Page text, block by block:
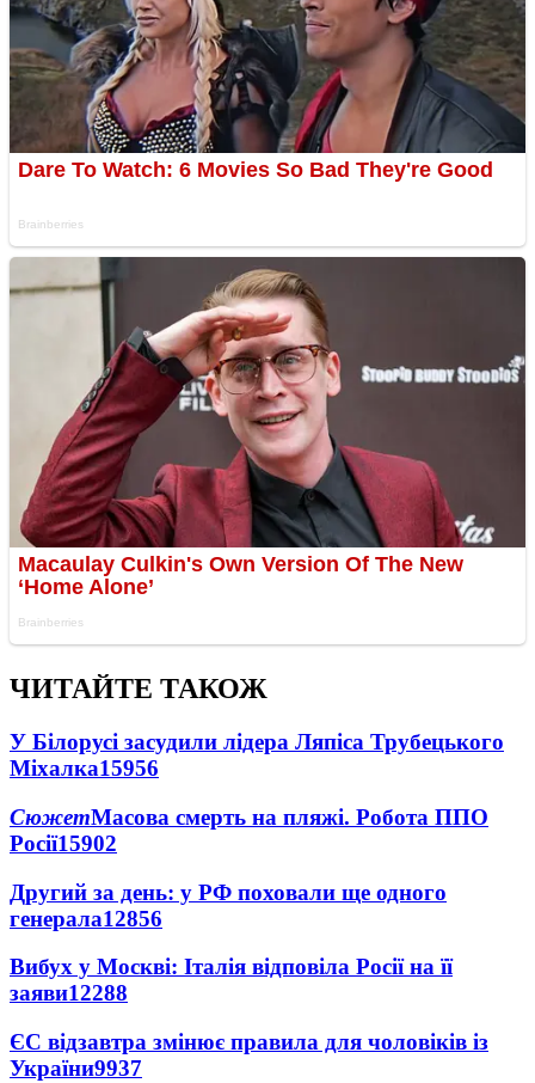
ЧИТАЙТЕ ТАКОЖ
У Білорусі засудили лідера Ляпіса Трубецького
Міхалка15956
СюжетМасова смерть на пляжі. Робота ППО
Росії15902
Другий за день: у РФ поховали ще одного
генерала12856
Вибух у Москві: Італія відповіла Росії на її
заяви12288
ЄС відзавтра змінює правила для чоловіків із
України9937